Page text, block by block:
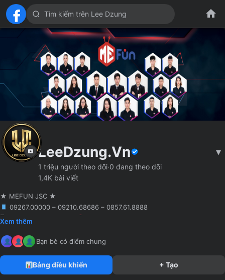
LeeDzung.Vn ▾
1 triệu người theo dõi·0 đang theo dõi
1,4K bài viết
★ MEFUN JSC ★
09267.00000 – 09210.68686 – 0857.61.8888
🖥 Agency truyền thông
leedzung.vn
Xem thêm
Bạn bè có điểm chung
Bảng điều khiển + Tạo